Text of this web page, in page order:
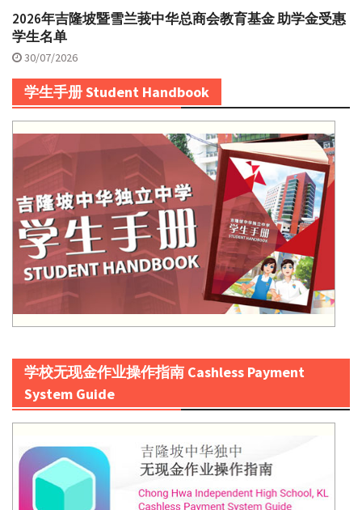
2026年吉隆坡暨雪兰莪中华总商会教育基金 助学金受惠
学生名单
30/07/2026
学生手册 Student Handbook
学校无现金作业操作指南 Cashless Payment
System Guide